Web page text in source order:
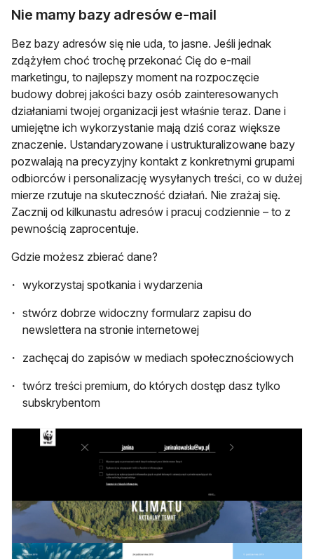
Nie mamy bazy adresów e-mail
Bez bazy adresów się nie uda, to jasne. Jeśli jednak
zdążyłem choć trochę przekonać Cię do e-mail
marketingu, to najlepszy moment na rozpoczęcie
budowy dobrej jakości bazy osób zainteresowanych
działaniami twojej organizacji jest właśnie teraz. Dane i
umiejętne ich wykorzystanie mają dziś coraz większe
znaczenie. Ustandaryzowane i ustrukturalizowane bazy
pozwalają na precyzyjny kontakt z konkretnymi grupami
odbiorców i personalizację wysyłanych treści, co w dużej
mierze rzutuje na skuteczność działań. Nie zrażaj się.
Zacznij od kilkunastu adresów i pracuj codziennie – to z
pewnością zaprocentuje.
Gdzie możesz zbierać dane?
wykorzystaj spotkania i wydarzenia
stwórz dobrze widoczny formularz zapisu do
newslettera na stronie internetowej
zachęcaj do zapisów w mediach społecznościowych
twórz treści premium, do których dostęp dasz tylko
subskrybentom